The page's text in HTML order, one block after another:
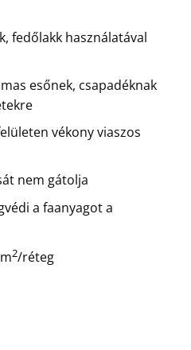
fedőlakk használatával
esőnek, csapadéknak
vékony viaszos
nem gátolja
a faanyagot a
2/réteg